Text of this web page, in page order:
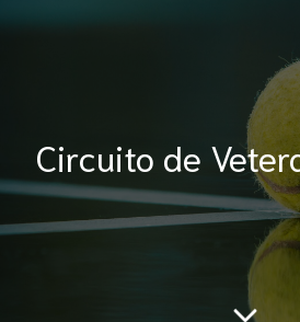
Circuito de